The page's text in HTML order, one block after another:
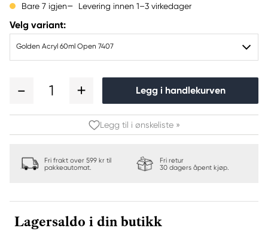
Bare 7 igjen Levering innen 1–3 virkedager
Velg variant:
Golden Acryl 60ml Open 7407
1 Legg i handlekurven
Legg til i ønskeliste »
Fri frakt over 599 kr til
pakkeautomat.
Fri retur
30 dagers åpent kjøp.
Lagersaldo i din butikk